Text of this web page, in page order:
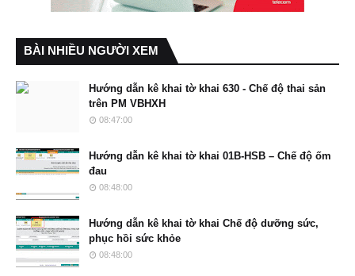
BÀI NHIỀU NGƯỜI XEM
Hướng dẫn kê khai tờ khai 630 - Chế độ thai sản
trên PM VBHXH
08:47:00
Hướng dẫn kê khai tờ khai 01B-HSB – Chế độ ốm
đau
08:48:00
Hướng dẫn kê khai tờ khai Chế độ dưỡng sức,
phục hồi sức khỏe
08:48:00